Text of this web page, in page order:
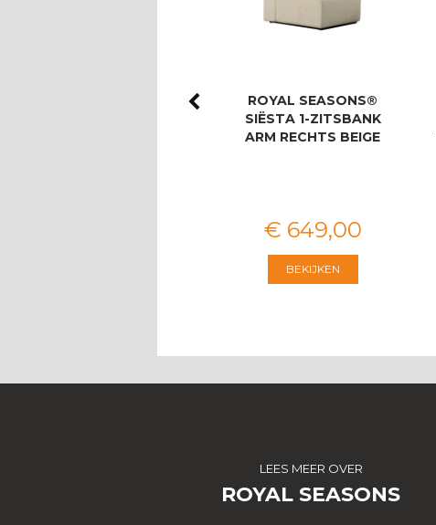
ROYAL SEASONS®
SIËSTA 1-ZITSBANK
ARM RECHTS BEIGE
€ 649,00
BEKIJKEN
LEES MEER OVER
ROYAL SEASONS